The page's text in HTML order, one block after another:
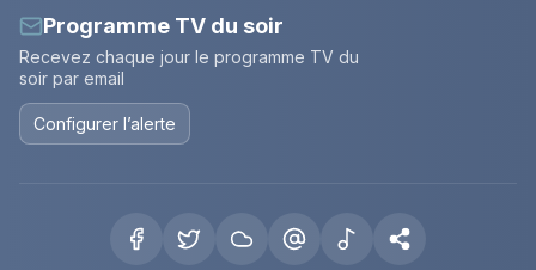
Programme TV du soir
Recevez chaque jour le programme TV du
soir par email
Configurer l’alerte